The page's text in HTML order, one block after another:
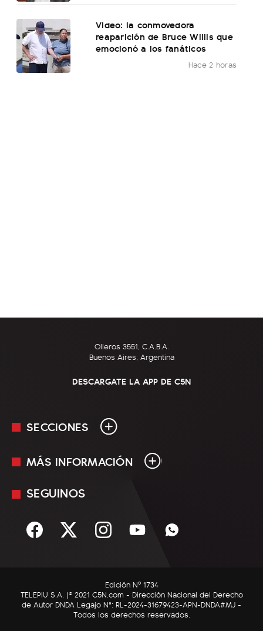
Video: la conmovedora
reaparición de Bruce Willis que
emocionó a los fanáticos
Hace 2 horas
Olleros 3551, C.A.B.A.
Buenos Aires, Argentina
DESCARGATE LA APP DE C5N
SECCIONES
En Vivo
Sociedad
C5N Autos
RatingCero
MÁS INFORMACIÓN
Mediakit
Términos y condiciones
SEGUINOS
Edición Nº 1734
TELEPIU S.A. |© 2021 C5N.com - Dirección Nacional del Derecho
de Autor DNDA Legajo N°: RL-2024-31679423-APN-DNDA#MJ -
Todos los derechos reservados.